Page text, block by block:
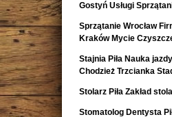
Gostyń Usługi
Sprzątanie Wrocław
Kraków Mycie
Stajnia Piła Nauka
Chodzież Trzcianka
Stolarz Piła Zakład
Stomatolog Dentysta